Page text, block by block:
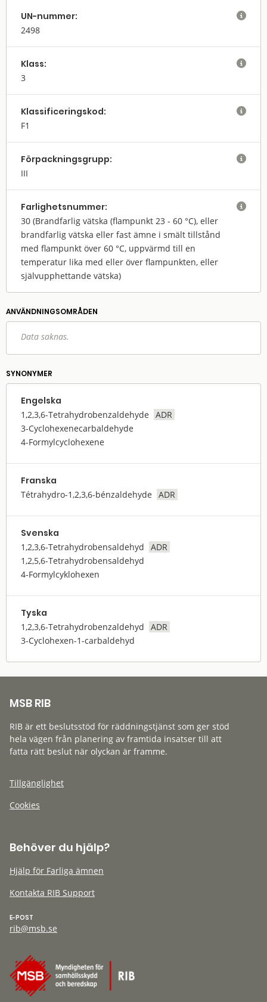
UN-nummer:
2498

Klass:
3

Klassifi­cerings­kod:
F1

Förpack­nings­grupp:
III

Farlighets­nummer:
30 (Brandfarlig vätska (flampunkt 23 - 60 °C), eller
brandfarlig vätska eller fast ämne i smält tillstånd
med flampunkt över 60 °C, uppvärmd till en
temperatur lika med eller över flampunkten, eller
självupphettande vätska)

ANVÄNDNINGS­OMRÅDEN
Data saknas.
SYNONYMER
Engelska
1,2,3,6-Tetrahydrobenzaldehyde
ADR
3-Cyclohexenecarbaldehyde
4-Formylcyclohexene
Franska
Tétrahydro-1,2,3,6-bénzaldehyde ADR
Svenska
1,2,3,6-Tetrahydrobensaldehyd
ADR
1,2,5,6-Tetrahydrobensaldehyd
4-Formylcyklohexen
Tyska
1,2,3,6-Tetrahydrobenzaldehyd
ADR
3-Cyclohexen-1-carbaldehyd
MSB RIB
RIB är ett beslutsstöd för räddningstjänst som ger stöd
hela vägen från planering av framtida insatser till att
fatta rätt beslut när olyckan är framme.
Tillgänglighet
Cookies
Behöver du hjälp?
Hjälp för Farliga ämnen
Kontakta RIB Support
E-POST
rib@msb.se